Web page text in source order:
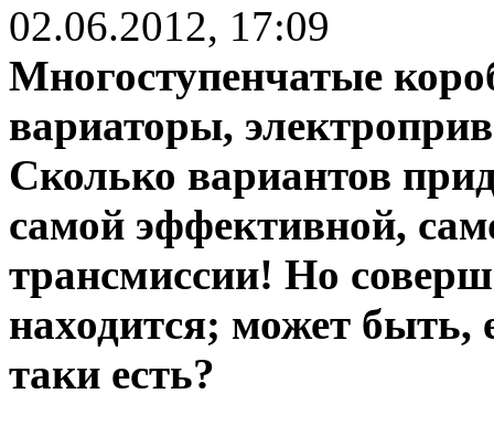
02.06.2012, 17:09
Многоступенчатые
вариаторы,
Сколько вариантов
самой эффективной,
трансмиссии! Но
находится; может быть,
таки есть?